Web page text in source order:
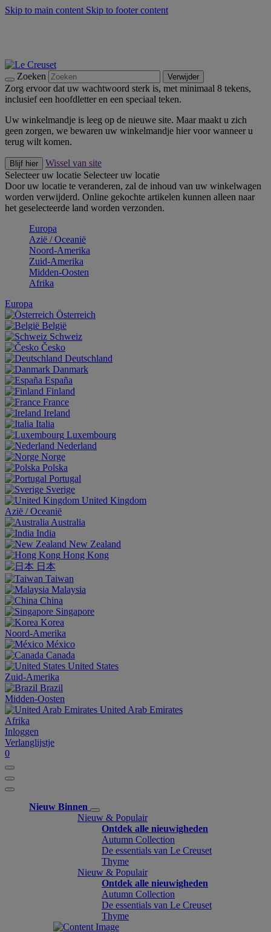
Skip to main content Skip to footer content
Zoeken Verwijder
Zorg ervoor dat uw wachtwoord sterk is, met minimaal 8 tekens,
inclusief een hoofdletter en een speciaal teken.
Uw winkelmandje is leeg op de nieuwe site. Maar maakt u zich
geen zorgen, we bewaren uw winkelmandje hier voor wanneer u
terug wilt komen.
Blijf hier
Wissel van site
Selecteer uw locatie Selecteer uw locatie
Door uw locatie te veranderen, zal de inhoud van uw winkelwagen
worden verwijderd. Online gekochte artikelen kunnen alleen naar
het geselecteerde land worden verzonden.
Europa
Aziё / Oceaniё
Noord-Amerika
Zuid-Amerika
Midden-Oosten
Afrika
Europa
Österreich
België
Schweiz
Česko
Deutschland
Danmark
España
Finland
France
Ireland
Italia
Luxembourg
Nederland
Norge
Polska
Portugal
Sverige
United Kingdom
Aziё / Oceaniё
Australia
India
New Zealand
Hong Kong
日本
Taiwan
Malaysia
China
Singapore
Korea
Noord-Amerika
México
Canada
United States
Zuid-Amerika
Brazil
Midden-Oosten
United Arab Emirates
Afrika
Inloggen
Verlanglijstje
0
Nieuw Binnen
Nieuw & Populair
Ontdek alle nieuwigheden
Autumn Collection
De essentials van Le Creuset
Thyme
Nieuw & Populair
Ontdek alle nieuwigheden
Autumn Collection
De essentials van Le Creuset
Thyme